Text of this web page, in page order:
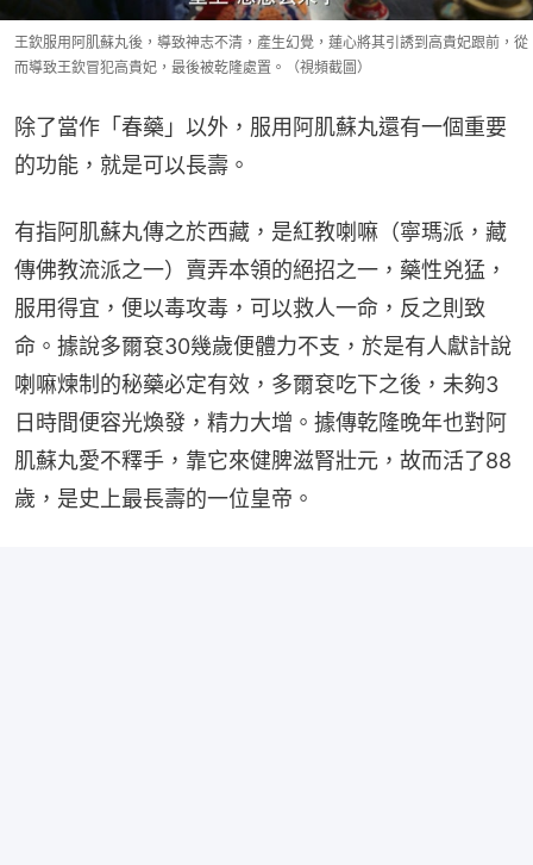
王欽服用阿肌蘇丸後，導致神志不清，產生幻覺，蓮心將其引誘到高貴妃跟前，從
而導致王欽冒犯高貴妃，最後被乾隆處置。（視頻截圖）
除了當作「春藥」以外，服用阿肌蘇丸還有一個重要
的功能，就是可以長壽。
有指阿肌蘇丸傳之於西藏，是紅教喇嘛（寧瑪派，藏
傳佛教流派之一）賣弄本領的絕招之一，藥性兇猛，
服用得宜，便以毒攻毒，可以救人一命，反之則致
命。據說多爾袞30幾歲便體力不支，於是有人獻計說
喇嘛煉制的秘藥必定有效，多爾袞吃下之後，未夠3
日時間便容光煥發，精力大增。據傳乾隆晚年也對阿
肌蘇丸愛不釋手，靠它來健脾滋腎壯元，故而活了88
歲，是史上最長壽的一位皇帝。